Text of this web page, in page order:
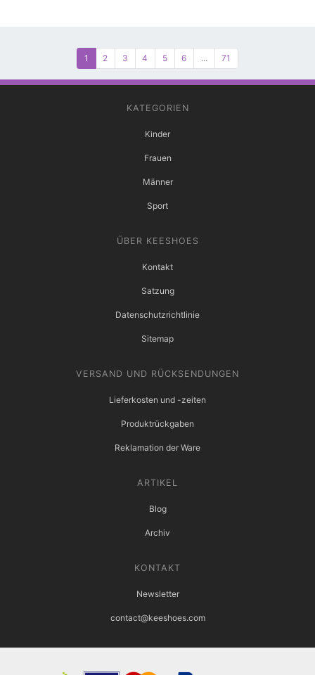
1 2 3 4 5 6 ... 71
KATEGORIEN
Kinder
Frauen
Männer
Sport
ÜBER KEESHOES
Kontakt
Satzung
Datenschutzrichtlinie
Sitemap
VERSAND UND RÜCKSENDUNGEN
Lieferkosten und -zeiten
Produktrückgaben
Reklamation der Ware
ARTIKEL
Blog
Archiv
KONTAKT
Newsletter
contact@keeshoes.com